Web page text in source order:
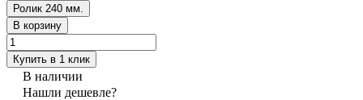
Ролик 240 мм.
В корзину
Купить в 1 клик
В наличии
Нашли дешевле?